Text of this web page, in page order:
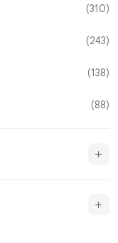
(310)
(243)
(138)
(88)